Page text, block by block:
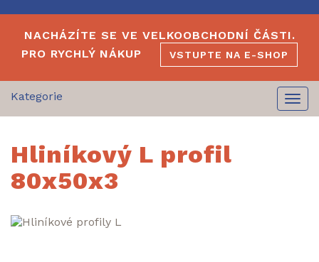
NACHÁZÍTE SE VE VELKOOBCHODNÍ ČÁSTI.
PRO RYCHLÝ NÁKUP
VSTUPTE NA E-SHOP
Hliníkový L profil
80x50x3